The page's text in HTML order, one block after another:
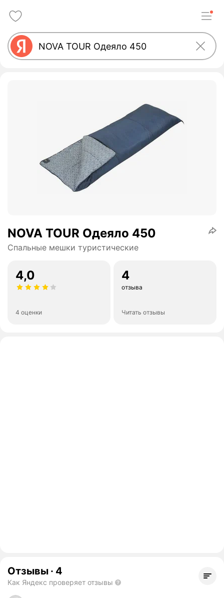
NOVA TOUR Одеяло 450
Спальные мешки туристические
4,0
4 оценки
4
отзыва
Читать отзывы
Отзывы · 4
Как Яндекс проверяет отзывы